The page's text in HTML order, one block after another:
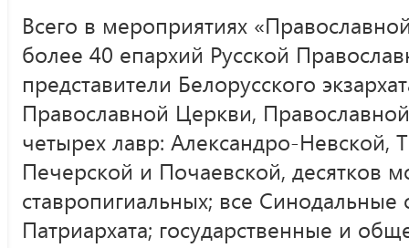
Всего в мероприятиях
более 40 епархий Русской
представители Белорусского
Православной Церкви,
четырех лавр: Александро-Невской,
Печерской и Почаевской, десятков
ставропигиальных; все
Патриархата; государственные и